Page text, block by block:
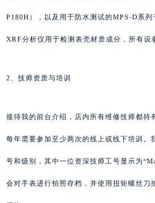
P180H），以及用于防水测试的MPS-D系
XRF分析仪用于检测表壳材质成分，所有设
2、技师资质与培训
接待我的前台介绍，店内所有维修技师都持
每年需要参加至少两次的线上或线下培训。
号和级别，其中一位资深技师工号显示为
会对手表进行拍照存档，并使用扭矩螺丝刀